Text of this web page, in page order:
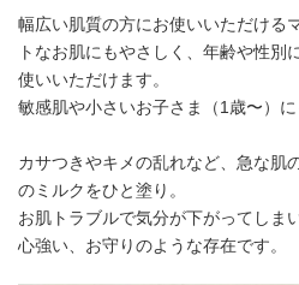
幅広い肌質の方にお使いいただける
トなお肌にもやさしく、年齢や性別
使いいただけます。
敏感肌や小さいお子さま（1歳〜）に
カサつきやキメの乱れなど、急な肌
のミルクをひと塗り。
お肌トラブルで気分が下がってしま
心強い、お守りのような存在です。